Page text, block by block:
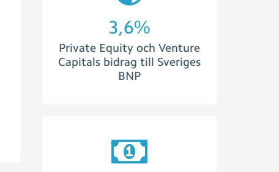
3,8%
Private Equity och Venture
Capitals bidrag till Sveriges
BNP